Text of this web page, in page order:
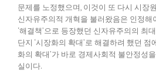
문제를 노정했으며, 이것이 또 다시 시장
신자유주의적 개혁을 불러왔음은 인정해
‘해결책’으로 등장했던 신자유주의의 최
단지 ‘시장화의 확대’로 해결하려 했던 점
화의 확대’가 바로 경제사회적 불안정성
실이다.